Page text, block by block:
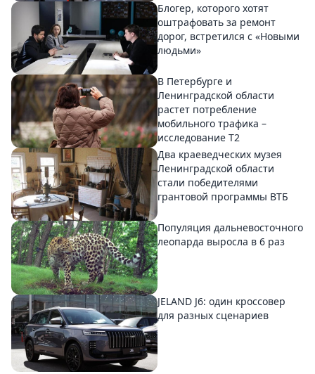
Блогер, которого хотят
оштрафовать за ремонт
дорог, встретился с «Новыми
людьми»
В Петербурге и
Ленинградской области
растет потребление
мобильного трафика –
исследование T2
Два краеведческих музея
Ленинградской области
стали победителями
грантовой программы ВТБ
Популяция дальневосточного
леопарда выросла в 6 раз
JELAND J6: один кроссовер
для разных сценариев